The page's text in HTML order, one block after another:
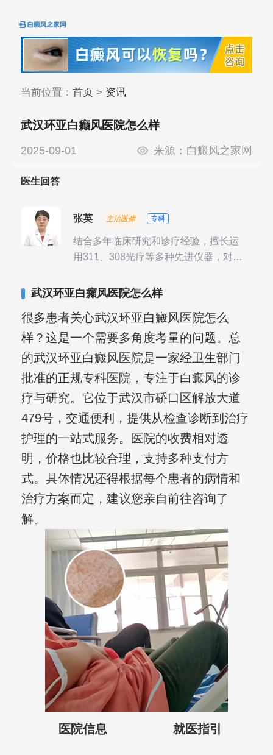
当前位置： 首页> 资讯
武汉环亚白癲风医院怎么样
2025-09-01 来源： 白癜风之家网
医生回答
张英 主治医师 专科
结合多年临床研究和诊疗经验，擅长运
用311、308光疗等多种先进仪器，对不
其对女性银屑病、顽固性银屑病、全身
验。
武汉环亚白癲风医院怎么样
很多患者关心武汉环亚白癜风医院怎么
样？这是一个需要多角度考量的问题。总
的武汉环亚白癜风医院是一家经卫生部门
批准的正规专科医院，专注于白癜风的诊
疗与研究。它位于武汉市硚口区解放大道
479号，交通便利，提供从检查诊断到治疗
护理的一站式服务。医院的收费相对透
明，价格也比较合理，支持多种支付方
式。具体情况还得根据每个患者的病情和
治疗方案而定，建议您亲自前往咨询了
解。
医院信息 就医指引